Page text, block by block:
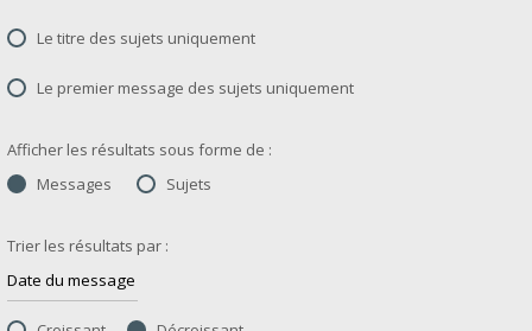
Le titre des sujets uniquement
Le premier message des sujets uniquement
Afficher les résultats sous forme de :
Messages
Sujets
Trier les résultats par :